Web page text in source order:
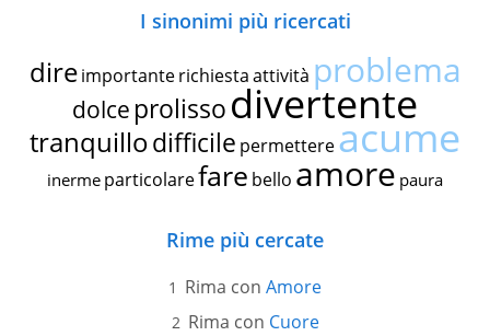
I sinonimi più ricercati
dire importante richiestaattività problema
dolce prolissodivertente
tranquillodifficile permettereacume
inerme particolarefare bello amore paura
Rime più cercate
Rima con Amore
Rima con Cuore